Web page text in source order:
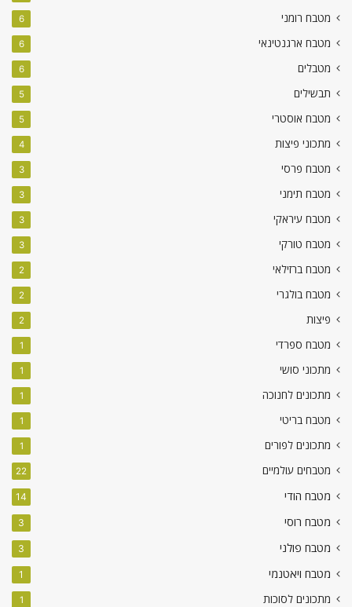
מטבח רומני 6
מטבח ארגנטינאי 6
מטבלים 6
תבשילים 5
מטבח אוסטרי 5
מתכוני פיצות 4
מטבח פרסי 3
מטבח תימני 3
מטבח עיראקי 3
מטבח טורקי 3
מטבח ברזילאי 2
מטבח בולגרי 2
פיצות 2
מטבח ספרדי 1
מתכוני סושי 1
מתכונים לחנוכה 1
מטבח בריטי 1
מתכונים לפורים 1
מטבחים עולמיים 22
מטבח הודי 14
מטבח רוסי 3
מטבח פולני 3
מטבח ויאטנמי 1
מתכונים לסוכות 1